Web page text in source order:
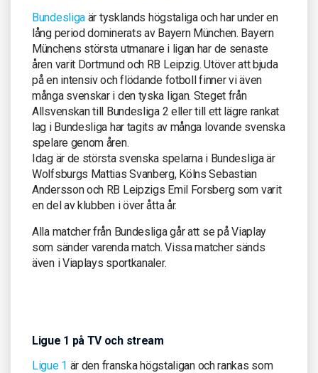
Bundesliga är tysklands högstaliga och har under en
lång period dominerats av Bayern München. Bayern
Münchens största utmanare i ligan har de senaste
åren varit Dortmund och RB Leipzig. Utöver att bjuda
på en intensiv och flödande fotboll finner vi även
många svenskar i den tyska ligan. Steget från
Allsvenskan till Bundesliga 2 eller till ett lägre rankat
lag i Bundesliga har tagits av många lovande svenska
spelare genom åren.
Idag är de största svenska spelarna i Bundesliga är
Wolfsburgs Mattias Svanberg, Kölns Sebastian
Andersson och RB Leipzigs Emil Forsberg som varit
en del av klubben i över åtta år.
Alla matcher från Bundesliga går att se på Viaplay
som sänder varenda match. Vissa matcher sänds
även i Viaplays sportkanaler.
Ligue 1 på TV och stream
Ligue 1 är den franska högstaligan och rankas som